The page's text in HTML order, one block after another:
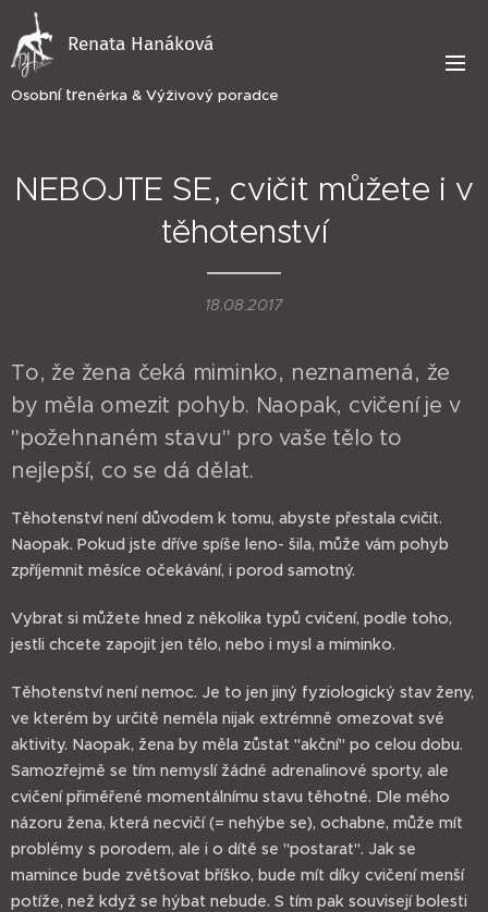
Renata Hanáková
Osobní trenérka & Výživový poradce
NEBOJTE SE, cvičit můžete i v
těhotenství
18.08.2017
To, že žena čeká miminko, neznamená, že
by měla omezit pohyb. Naopak, cvičení je v
"požehnaném stavu" pro vaše tělo to
nejlepší, co se dá dělat.
Těhotenství není důvodem k tomu, abyste přestala cvičit.
Naopak. Pokud jste dříve spíše leno- šila, může vám pohyb
zpříjemnit měsíce očekávání, i porod samotný.
Vybrat si můžete hned z několika typů cvičení, podle toho,
jestli chcete zapojit jen tělo, nebo i mysl a miminko.
Těhotenství není nemoc. Je to jen jiný fyziologický stav ženy,
ve kterém by určitě neměla nijak extrémně omezovat své
aktivity. Naopak, žena by měla zůstat "akční" po celou dobu.
Samozřejmě se tím nemyslí žádné adrenalinové sporty, ale
cvičení přiměřené momentálnímu stavu těhotné. Dle mého
názoru žena, která necvičí (= nehýbe se), ochabne, může mít
problémy s porodem, ale i o dítě se "postarat". Jak se
mamince bude zvětšovat bříško, bude mít díky cvičení menší
potíže, než když se hýbat nebude. S tím pak souvisejí bolesti